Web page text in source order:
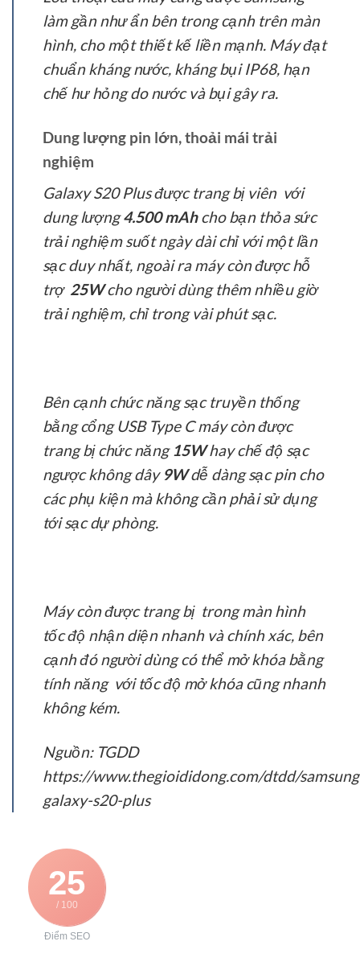
làm gần như ẩn bên trong cạnh trên màn
hình, cho một thiết kế liền mạnh. Máy đạt
chuẩn kháng nước, kháng bụi IP68, hạn
chế hư hỏng do nước và bụi gây ra.
Dung lượng pin lớn, thoải mái trải
nghiệm
Galaxy S20 Plus được trang bị viên với
dung lượng4.500 mAhcho bạn thỏa sức
trải nghiệm suốt ngày dài chỉ với một lần
sạc duy nhất, ngoài ra máy còn được hỗ
trợ 25Wcho người dùng thêm nhiều giờ
trải nghiệm, chỉ trong vài phút sạc.
Bên cạnh chức năng sạc truyền thống
bằng cổng USB Type C máy còn được
trang bị chức năng 15Whay chế độ sạc
ngược không dây 9Wdễ dàng sạc pin cho
các phụ kiện mà không cần phải sử dụng
tới sạc dự phòng.
Máy còn được trang bị trong màn hình
tốc độ nhận diện nhanh và chính xác, bên
cạnh đó người dùng có thể mở khóa bằng
tính năng với tốc độ mở khóa cũng nhanh
không kém.
Nguồn: TGDD
https://www.thegioididong.com/dtdd/
galaxy-s20-plus
25
/ 100
Điểm SEO